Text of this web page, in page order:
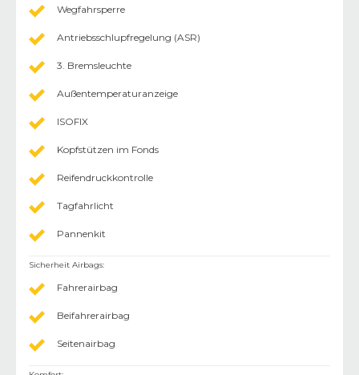
Wegfahrsperre
Antriebsschlupfregelung (ASR)
3. Bremsleuchte
Außentemperaturanzeige
ISOFIX
Kopfstützen im Fonds
Reifendruckkontrolle
Tagfahrlicht
Pannenkit
Sicherheit Airbags:
Fahrerairbag
Beifahrerairbag
Seitenairbag